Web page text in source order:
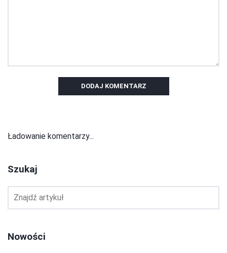
DODAJ KOMENTARZ
Ładowanie komentarzy...
Szukaj
Nowości